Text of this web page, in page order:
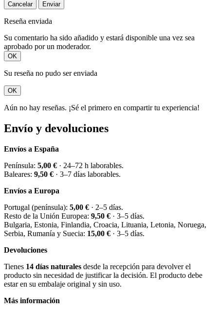
Cancelar Enviar
Reseña enviada
Su comentario ha sido añadido y estará disponible una vez sea
aprobado por un moderador.
OK
Su reseña no pudo ser enviada
OK
Aún no hay reseñas. ¡Sé el primero en compartir tu experiencia!
Envío y devoluciones
Envíos a España
Península: 5,00 € · 24–72 h laborables.
Baleares: 9,50 € · 3–7 días laborables.
Envíos a Europa
Portugal (península): 5,00 € · 2–5 días.
Resto de la Unión Europea: 9,50 € · 3–5 días.
Bulgaria, Estonia, Finlandia, Croacia, Lituania, Letonia, Noruega,
Serbia, Rumanía y Suecia: 15,00 € · 3–5 días.
Devoluciones
Tienes 14 días naturales desde la recepción para devolver el
producto sin necesidad de justificar la decisión. El producto debe
estar en su embalaje original y sin uso.
Más información